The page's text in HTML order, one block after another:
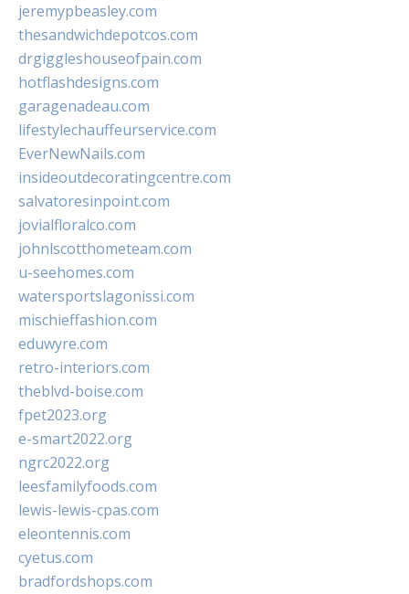
jeremypbeasley.com
thesandwichdepotcos.com
drgiggleshouseofpain.com
hotflashdesigns.com
garagenadeau.com
lifestylechauffeurservice.com
EverNewNails.com
insideoutdecoratingcentre.com
salvatoresinpoint.com
jovialfloralco.com
johnlscotthometeam.com
u-seehomes.com
watersportslagonissi.com
mischieffashion.com
eduwyre.com
retro-interiors.com
theblvd-boise.com
fpet2023.org
e-smart2022.org
ngrc2022.org
leesfamilyfoods.com
lewis-lewis-cpas.com
eleontennis.com
cyetus.com
bradfordshops.com